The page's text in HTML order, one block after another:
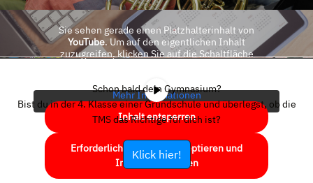
Sie sehen gerade einen Platzhalterinhalt von
YouTube. Um auf den eigentlichen Inhalt
zuzugreifen, klicken Sie auf die Schaltfläche
Mehr Informationen
Inhalt entsperren
Erforderlichen Service akzeptieren und
Inhalte entsperren
Schon bald dein Gymnasium?
Bist du in der 4. Klasse einer Grundschule und überlegst, ob die
TMS das Richtige für dich ist?
Klick hier!